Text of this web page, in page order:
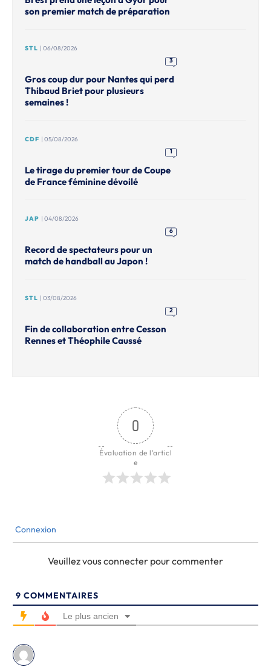
son premier match de préparation
STL | 06/08/2026
3
Gros coup dur pour Nantes qui perd
Thibaud Briet pour plusieurs
semaines !
CDF | 05/08/2026
1
Le tirage du premier tour de Coupe
de France féminine dévoilé
JAP | 04/08/2026
6
Record de spectateurs pour un
match de handball au Japon !
STL | 03/08/2026
2
Fin de collaboration entre Cesson
Rennes et Théophile Caussé
0
Évaluation de l'articl
e
Connexion
Veuillez vous connecter pour commenter
9 COMMENTAIRES
Le plus ancien